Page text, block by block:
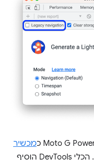
מכשיר
. הכלי DevTools הוסיף